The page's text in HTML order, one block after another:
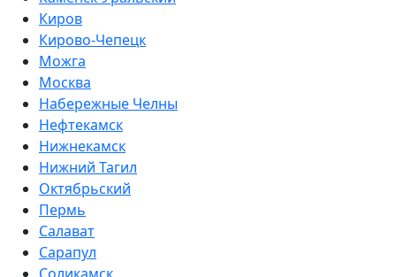
Киров
Кирово-Чепецк
Можга
Москва
Набережные Челны
Нефтекамск
Нижнекамск
Нижний Тагил
Октябрьский
Пермь
Салават
Сарапул